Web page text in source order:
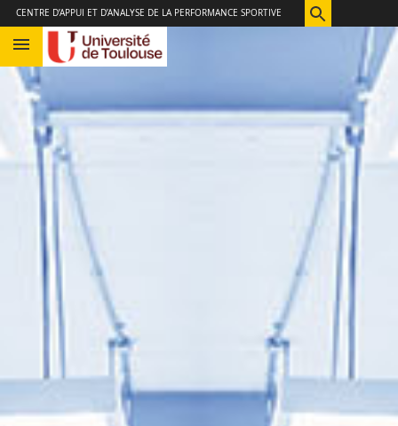
Aller
au
Navigation
Accès
directs
Connexion
CENTRE D’APPUI ET D’ANALYSE DE LA PERFORMANCE SPORTIVE